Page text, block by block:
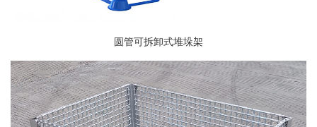
圆管可拆卸式堆垛架